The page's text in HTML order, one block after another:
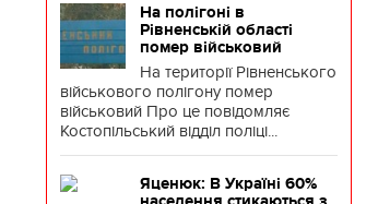
На полігоні в
Рівненській області
помер військовий
На території Рівненського
військового полігону помер
військовий Про це повідомляє
Костопільський відділ поліці...
Яценюк: В Україні 60%